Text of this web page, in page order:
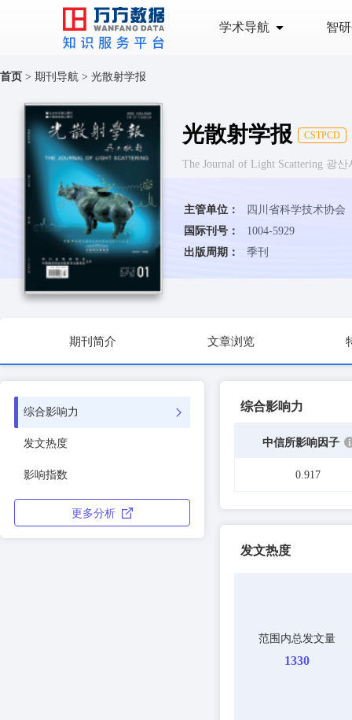
学术导航 智
首页 > 期刊导航 > 光散射学报
光散射学报 CSTPCD
The Journal of Light Scattering 광산
主管单位：
四川省科学技术协会
国际刊号：
1004-5929
出版周期：
季刊
期刊简介 文章浏览
综合影响力
发文热度
影响指数
更多分析
综合影响力
中信所影响因子
0.917
发文热度
范围内总发文量
1330